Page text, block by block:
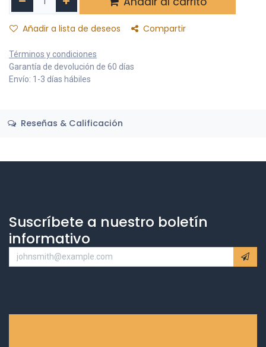
Añadir a lista de deseos Compartir
Términos y condiciones
Garantía de devolución de 60 días
Envío: 1-3 días hábiles
Reseñas & Calificación
Suscríbete a nuestro boletín
informativo